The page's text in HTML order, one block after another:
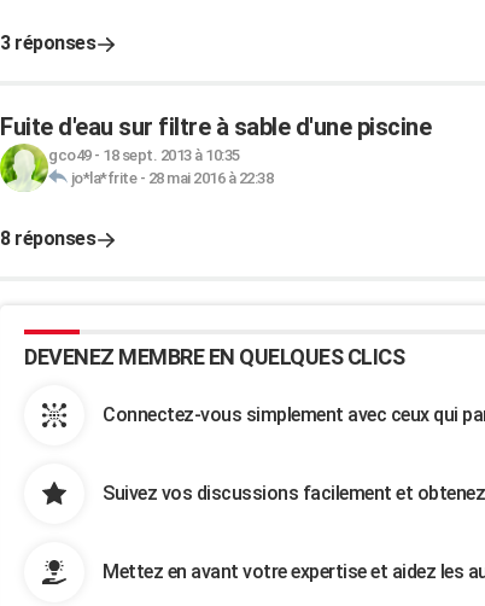
3 réponses
Fuite d'eau sur filtre à sable d'une piscine
gco49- 18 sept. 2013 à 10:35
jo*la*frite- 28 mai 2016 à 22:38
8 réponses
DEVENEZ MEMBRE EN QUELQUES CLICS
Connectez-vous simplement avec ceux qui
Suivez vos discussions facilement et
Mettez en avant votre expertise et aidez les